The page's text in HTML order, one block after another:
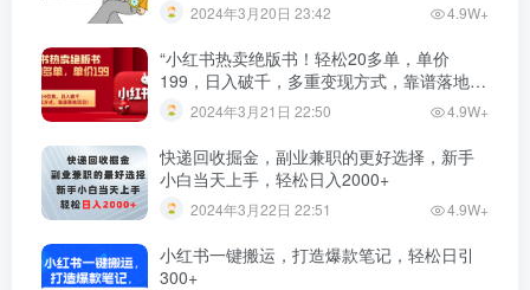
2024年3月20日 23:42 4.9W+
“小红书热卖绝版书！轻松20多单，单价
199，日入破千，多重变现方式，靠谱落地项
目！”2024年3月21日 22:50 4.9W+
快递回收掘金，副业兼职的更好选择，新手
小白当天上手，轻松日入2000+
2024年3月22日 22:51 4.9W+
小红书一键搬运，打造爆款笔记，轻松日引
300+